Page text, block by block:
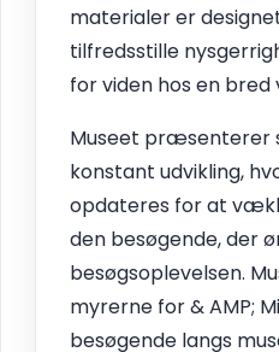
materialer er
tilfredsstille
for viden hos en
Museet præsenterer
konstant udvikling,
opdateres for at
den besøgende, der
besøgsoplevelsen.
myrerne for & AMP;
besøgende langs